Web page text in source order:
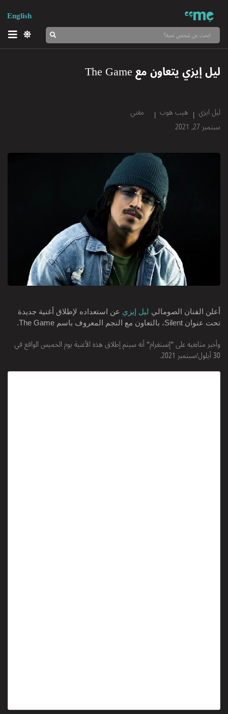
English
ليل إيزي يتعاون مع The Game
ليل ايزي هيب هوب
مغني
سبتمبر 27, 2021
أعلن الفنان الصومالي ليل إيزي عن استعداده لإطلاق أغنية جديدة
تحت عنوان Silent، بالتعاون مع النجم المعروف باسم The Game.
وأخبر متابعيه على "إنستغرام" أنه سيتم إطلاق هذه الأغنية يوم الخميس الواقع في
30 أيلول/سبتمبر 2021.